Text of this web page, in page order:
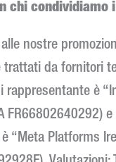
chi condividiamo
nostre
trattati da fornitori
rappresentante è
FR66802640292)
“Meta Platforms